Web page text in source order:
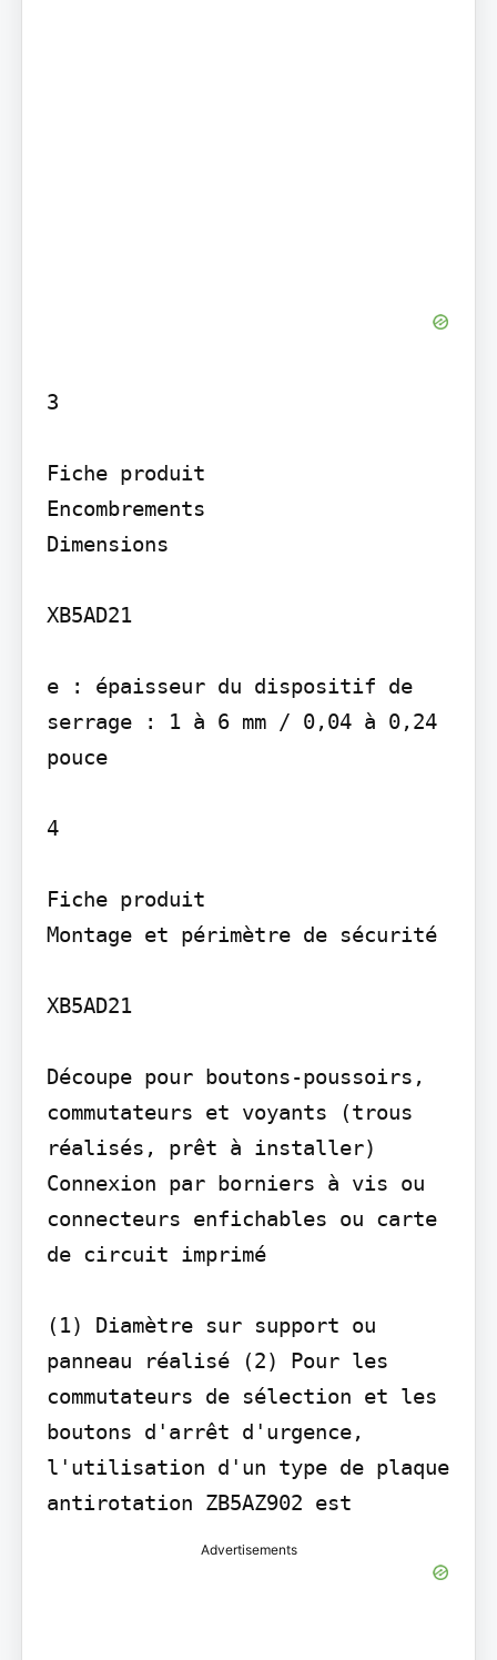
3
Fiche produit
Encombrements
Dimensions
XB5AD21
e : épaisseur du dispositif de
serrage : 1 à 6 mm / 0,04 à 0,24
pouce
4
Fiche produit
Montage et périmètre de sécurité
XB5AD21
Découpe pour boutons-poussoirs,
commutateurs et voyants (trous
réalisés, prêt à installer)
Connexion par borniers à vis ou
connecteurs enfichables ou carte
de circuit imprimé
(1) Diamètre sur support ou
panneau réalisé (2) Pour les
commutateurs de sélection et les
boutons d'arrêt d'urgence,
l'utilisation d'un type de plaque
antirotation ZB5AZ902 est
Advertisements